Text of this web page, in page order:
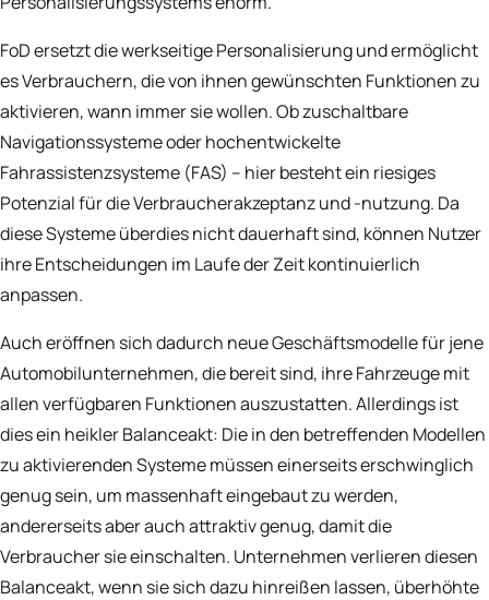
FoD ersetzt die werkseitige Personalisierung und ermöglicht
es Verbrauchern, die von ihnen gewünschten Funktionen zu
aktivieren, wann immer sie wollen. Ob zuschaltbare
Navigationssysteme oder hochentwickelte
Fahrassistenzsysteme (FAS) – hier besteht ein riesiges
Potenzial für die Verbraucherakzeptanz und -nutzung. Da
diese Systeme überdies nicht dauerhaft sind, können Nutzer
ihre Entscheidungen im Laufe der Zeit kontinuierlich
anpassen.
Auch eröffnen sich dadurch neue Geschäftsmodelle für jene
Automobilunternehmen, die bereit sind, ihre Fahrzeuge mit
allen verfügbaren Funktionen auszustatten. Allerdings ist
dies ein heikler Balanceakt: Die in den betreffenden Modellen
zu aktivierenden Systeme müssen einerseits erschwinglich
genug sein, um massenhaft eingebaut zu werden,
andererseits aber auch attraktiv genug, damit die
Verbraucher sie einschalten. Unternehmen verlieren diesen
Balanceakt, wenn sie sich dazu hinreißen lassen, überhöhte